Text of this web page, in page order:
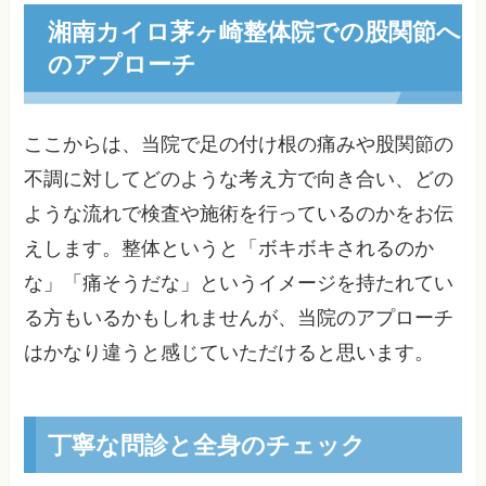
湘南カイロ茅ヶ崎整体院での股関節へ
のアプローチ
ここからは、当院で足の付け根の痛みや股関節の
不調に対してどのような考え方で向き合い、どの
ような流れで検査や施術を行っているのかをお伝
えします。整体というと「ボキボキされるのか
な」「痛そうだな」というイメージを持たれてい
る方もいるかもしれませんが、当院のアプローチ
はかなり違うと感じていただけると思います。
丁寧な問診と全身のチェック